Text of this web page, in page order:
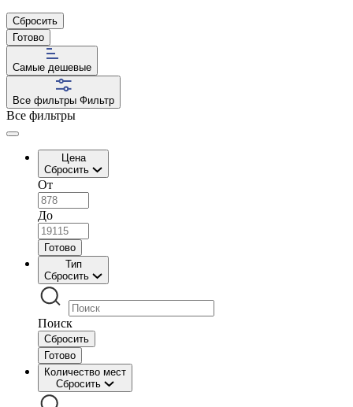
Сбросить
Готово
Самые дешевые
Все фильтры Фильтр
Все фильтры
Цена
Сбросить
От
До
Готово
Тип
Сбросить
Поиск
Сбросить
Готово
Количество мест
Сбросить